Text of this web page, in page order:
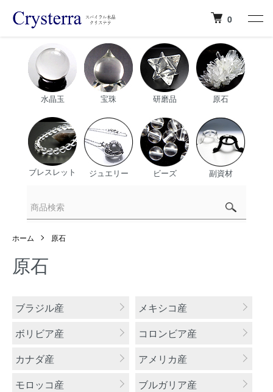
0
水晶玉 宝珠 研磨品 原石
ブレスレット ジュエリー ビーズ 副資材
ホーム 原石
原石
カテゴリー一覧
ブラジル産
メキシコ産
ボリビア産
コロンビア産
カナダ産
アメリカ産
モロッコ産
ブルガリア産